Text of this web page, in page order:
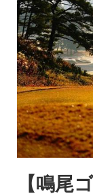
【鳴尾